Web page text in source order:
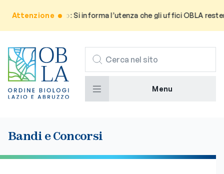
AttenzioneAvviso: Si informa l’utenza che gli uffici OBLA
CERCA
Menu
Bandi e Concorsi